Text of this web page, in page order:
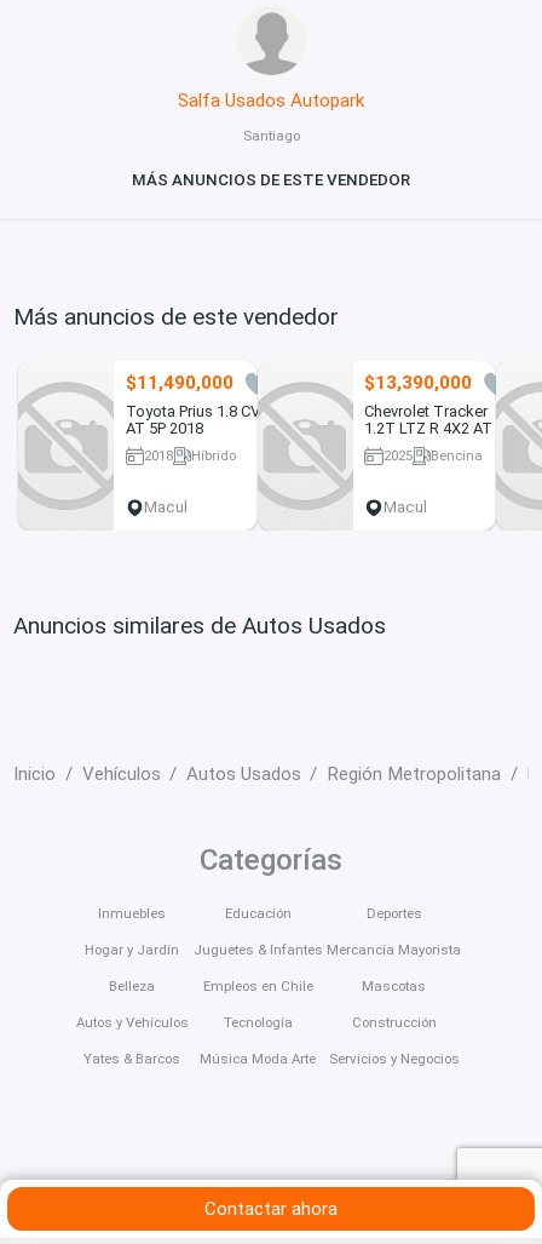
Salfa Usados Autopark
Santiago
MÁS ANUNCIOS DE ESTE VENDEDOR
Más anuncios de este vendedor
$11,490,000
0
Toyota Prius 1.8 CVT
AT 5P 2018
2018
Híbrido
Macul
$13,390,000
0
Chevrolet Tracker
1.2T LTZ R 4X2 AT 5P
2025
2025
Bencina
Macul
Anuncios similares de Autos Usados
Inicio Vehículos Autos Usados Región Metropolitana
Contactar ahora
Categorías
Inmuebles
Hogar y Jardín
Belleza
Autos y Vehículos
Yates & Barcos
Educación
Juguetes & Infantes
Empleos en Chile
Tecnología
Música Moda Arte
Deportes
Mercancía Mayorista
Mascotas
Construcción
Servicios y Negocios